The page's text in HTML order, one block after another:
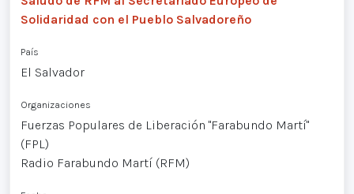
Solidaridad con el Pueblo Salvadoreño
País
El Salvador
Organizaciones
Fuerzas Populares de Liberación "Farabundo Martí"
(FPL)
Radio Farabundo Martí (RFM)